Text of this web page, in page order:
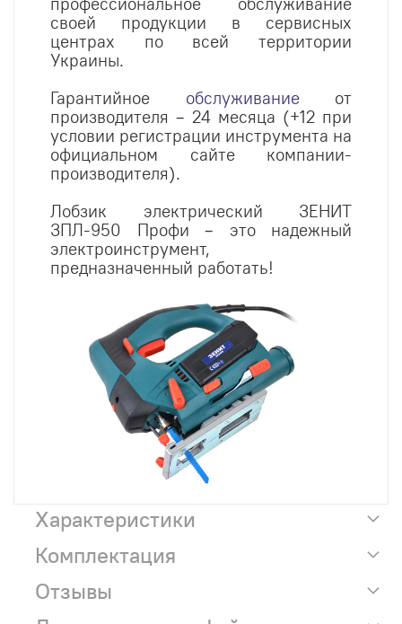
своей продукции в сервисных
центрах по всей территории
Украины.
Гарантийное обслуживаниеот
производителя – 24 месяца (+12 при
условии регистрации инструмента на
официальном сайте компании-
производителя).
Лобзик электрический ЗЕНИТ
ЗПЛ-950 Профи – это надежный
электроинструмент,
предназначенный работать!
Характеристики
Комплектация
Отзывы